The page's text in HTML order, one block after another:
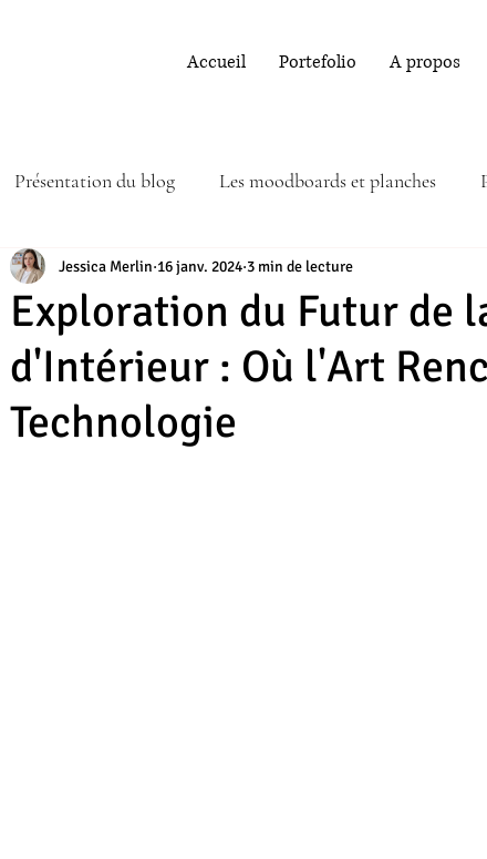
Accueil Portefolio A propos
Présentation du blog Les moodboards et planches
Exploration du Futur de
d'Intérieur : Où l'Art
Technologie
Jessica Merlin 16 janv. 2024 3 min de lecture